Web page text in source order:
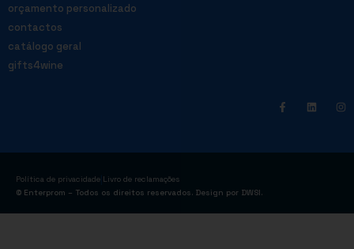
orçamento personalizado
contactos
catálogo geral
gifts4wine
Política de privacidade Livro de reclamações
© Enterprom – Todos os direitos reservados. Design por DWSI.